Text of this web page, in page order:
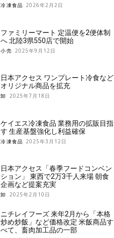
冷凍食品 2026年2月2日
ファミリーマート 定温便を2便体制
へ 北陸3県550店で開始
小売 2025年9月12日
日本アクセス ワンプレート冷食など
オリジナル商品を拡充
卸 2025年7月18日
ケイエス冷凍食品 業務用の拡販目指
す 生産基盤強化し利益確保
冷凍食品 2025年3月12日
日本アクセス「春季フードコンベン
ション」 東西で2万3千人来場 朝食
企画など提案充実
卸 2025年2月10日
ニチレイフーズ 来年2月から「本格
炒め炒飯」など価格改定 米飯商品す
べて、畜肉加工品の一部